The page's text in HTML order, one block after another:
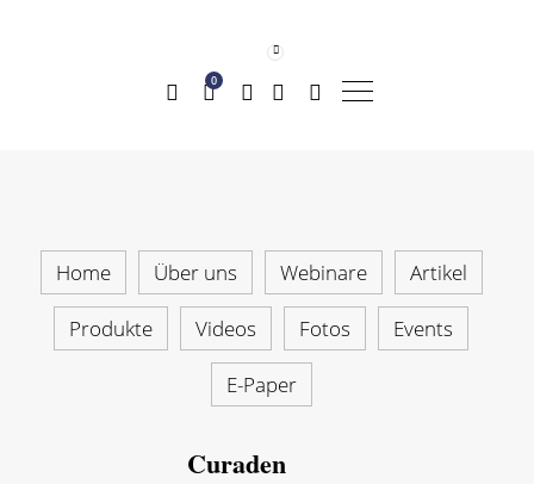
0
Home Über uns Webinare Artikel
Produkte Videos Fotos Events
E-Paper
Curaden